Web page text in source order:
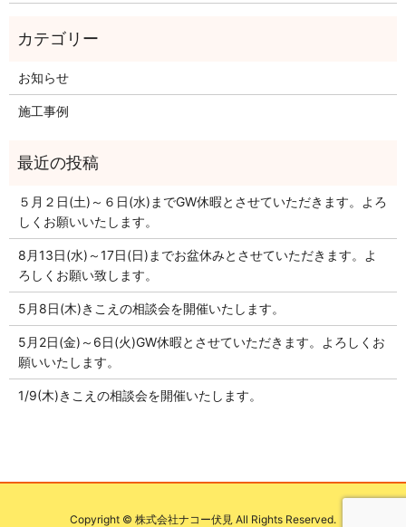
お知らせ
施工事例
５月２日(土)～６日(水)までGW休暇とさせていただきます。よろ
しくお願いいたします。
8月13日(水)～17日(日)までお盆休みとさせていただきます。よ
ろしくお願い致します。
5月8日(木)きこえの相談会を開催いたします。
5月2日(金)～6日(火)GW休暇とさせていただきます。よろしくお
願いいたします。
1/9(木)きこえの相談会を開催いたします。
Copyright © 株式会社ナコー伏見 All Rights Reserved.